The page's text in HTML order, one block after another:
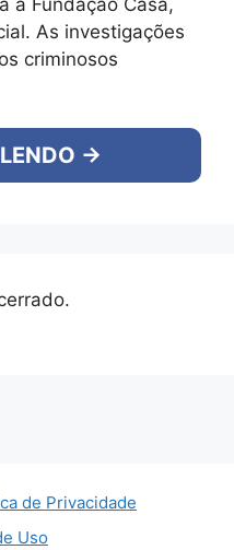
As investigações
criminosos
→
de Privacidade
Uso